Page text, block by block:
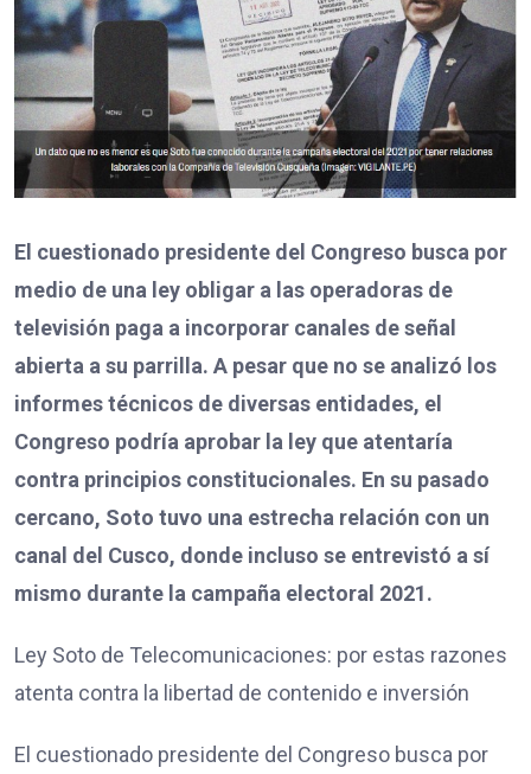
El cuestionado presidente del Congreso busca por
medio de una ley obligar a las operadoras de
televisión paga a incorporar canales de señal
abierta a su parrilla. A pesar que no se analizó los
informes técnicos de diversas entidades, el
Congreso podría aprobar la ley que atentaría
contra principios constitucionales. En su pasado
cercano, Soto tuvo una estrecha relación con un
canal del Cusco, donde incluso se entrevistó a sí
mismo durante la campaña electoral 2021.
Ley Soto de Telecomunicaciones: por estas razones
atenta contra la libertad de contenido e inversión
El cuestionado presidente del Congreso busca por